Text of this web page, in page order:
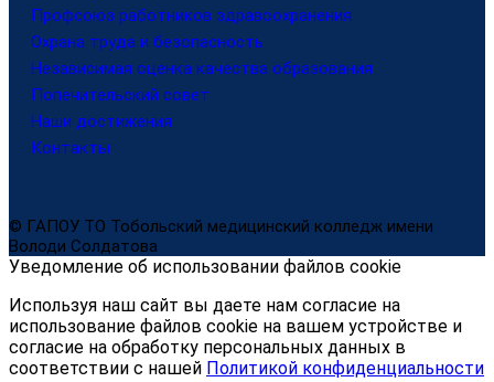
Профсоюз работников здравоохранения
Охрана труда и безопасность
Независимая оценка качества образования
Попечительский совет
Наши достижения
Контакты
© ГАПОУ ТО Тобольский медицинский колледж имени
Володи Солдатова
Уведомление об использовании файлов cookie
Используя наш сайт вы даете нам согласие на
использование файлов cookie на вашем устройстве и
согласие на обработку персональных данных в
соответствии с нашей Политикой конфиденциальности